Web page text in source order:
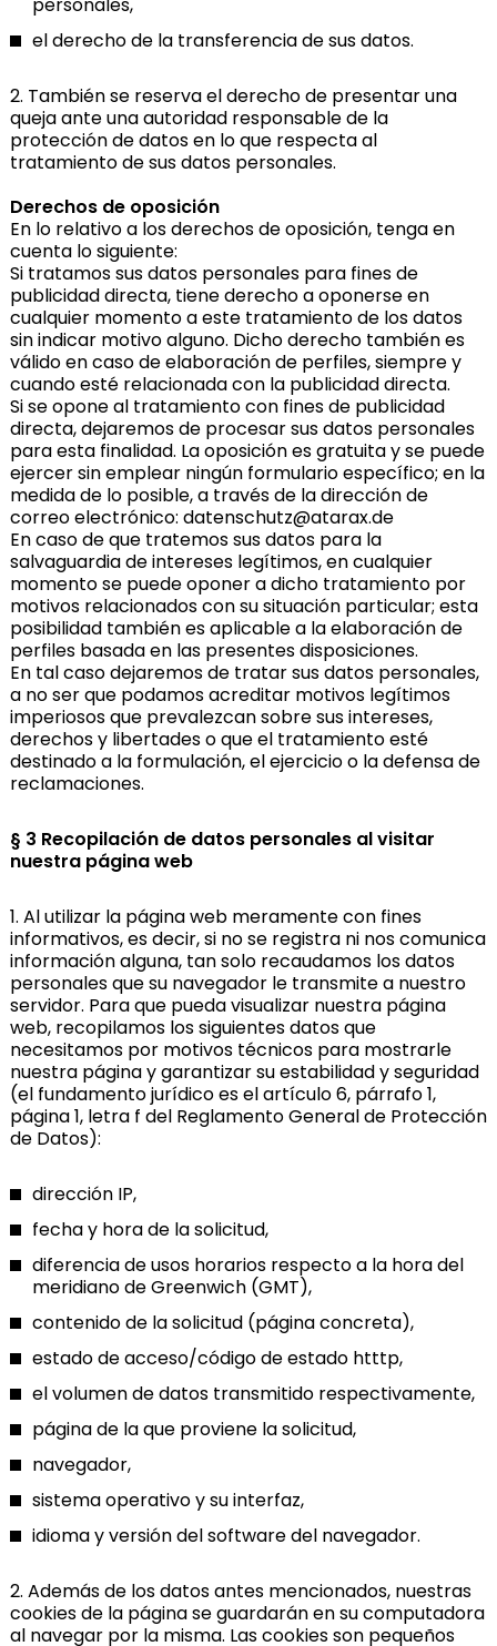
el derecho de la transferencia de sus datos.
2. También se reserva el derecho de presentar una
queja ante una autoridad responsable de la
protección de datos en lo que respecta al
tratamiento de sus datos personales.
Derechos de oposición
En lo relativo a los derechos de oposición, tenga en
cuenta lo siguiente:
Si tratamos sus datos personales para fines de
publicidad directa, tiene derecho a oponerse en
cualquier momento a este tratamiento de los datos
sin indicar motivo alguno. Dicho derecho también es
válido en caso de elaboración de perfiles, siempre y
cuando esté relacionada con la publicidad directa.
Si se opone al tratamiento con fines de publicidad
directa, dejaremos de procesar sus datos personales
para esta finalidad. La oposición es gratuita y se puede
ejercer sin emplear ningún formulario específico; en la
medida de lo posible, a través de la dirección de
correo electrónico: datenschutz@atarax.de
En caso de que tratemos sus datos para la
salvaguardia de intereses legítimos, en cualquier
momento se puede oponer a dicho tratamiento por
motivos relacionados con su situación particular; esta
posibilidad también es aplicable a la elaboración de
perfiles basada en las presentes disposiciones.
En tal caso dejaremos de tratar sus datos personales,
a no ser que podamos acreditar motivos legítimos
imperiosos que prevalezcan sobre sus intereses,
derechos y libertades o que el tratamiento esté
destinado a la formulación, el ejercicio o la defensa de
reclamaciones.
§ 3 Recopilación de datos personales al visitar
nuestra página web
1. Al utilizar la página web meramente con fines
informativos, es decir, si no se registra ni nos comunica
información alguna, tan solo recaudamos los datos
personales que su navegador le transmite a nuestro
servidor. Para que pueda visualizar nuestra página
web, recopilamos los siguientes datos que
necesitamos por motivos técnicos para mostrarle
nuestra página y garantizar su estabilidad y seguridad
(el fundamento jurídico es el artículo 6, párrafo 1,
página 1, letra f del Reglamento General de Protección
de Datos):
dirección IP,
fecha y hora de la solicitud,
diferencia de usos horarios respecto a la hora del
meridiano de Greenwich (GMT),
contenido de la solicitud (página concreta),
estado de acceso/código de estado htttp,
el volumen de datos transmitido respectivamente,
página de la que proviene la solicitud,
navegador,
sistema operativo y su interfaz,
idioma y versión del software del navegador.
2. Además de los datos antes mencionados, nuestras
cookies de la página se guardarán en su computadora
al navegar por la misma. Las cookies son pequeños